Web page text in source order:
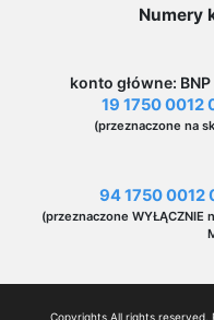
Numery
konto główne: BNP
19 1750
(przeznaczone na
94 1750
(przeznaczone WYŁĄCZNIE
Copyrights All rights reserved.